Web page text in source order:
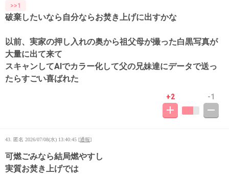
>>1
破棄したいなら自分ならお焚き上げに出すかな
以前、実家の押し入れの奥から祖父母が撮った白黒写真が
大量に出て来て
スキャンしてAIでカラー化して父の兄妹達にデータで送っ
たらすごい喜ばれた
+2 -1
43. 匿名 2026/07/08(水) 13:40:45 [通報]
可燃ごみなら結局燃やすし
実質お焚き上げでは